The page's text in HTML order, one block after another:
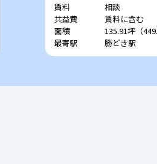
賃料
相談
共益費
賃料に含む
面積
135.91坪（
最寄駅
勝どき駅